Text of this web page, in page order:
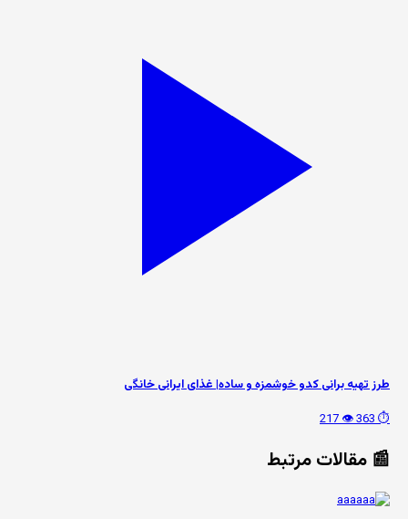
طرز تهیه برانی کدو خوشمزه و ساده| غذای ایرانی خانگی
⏱️ 363
👁️ 217
📰 مقالات مرتبط